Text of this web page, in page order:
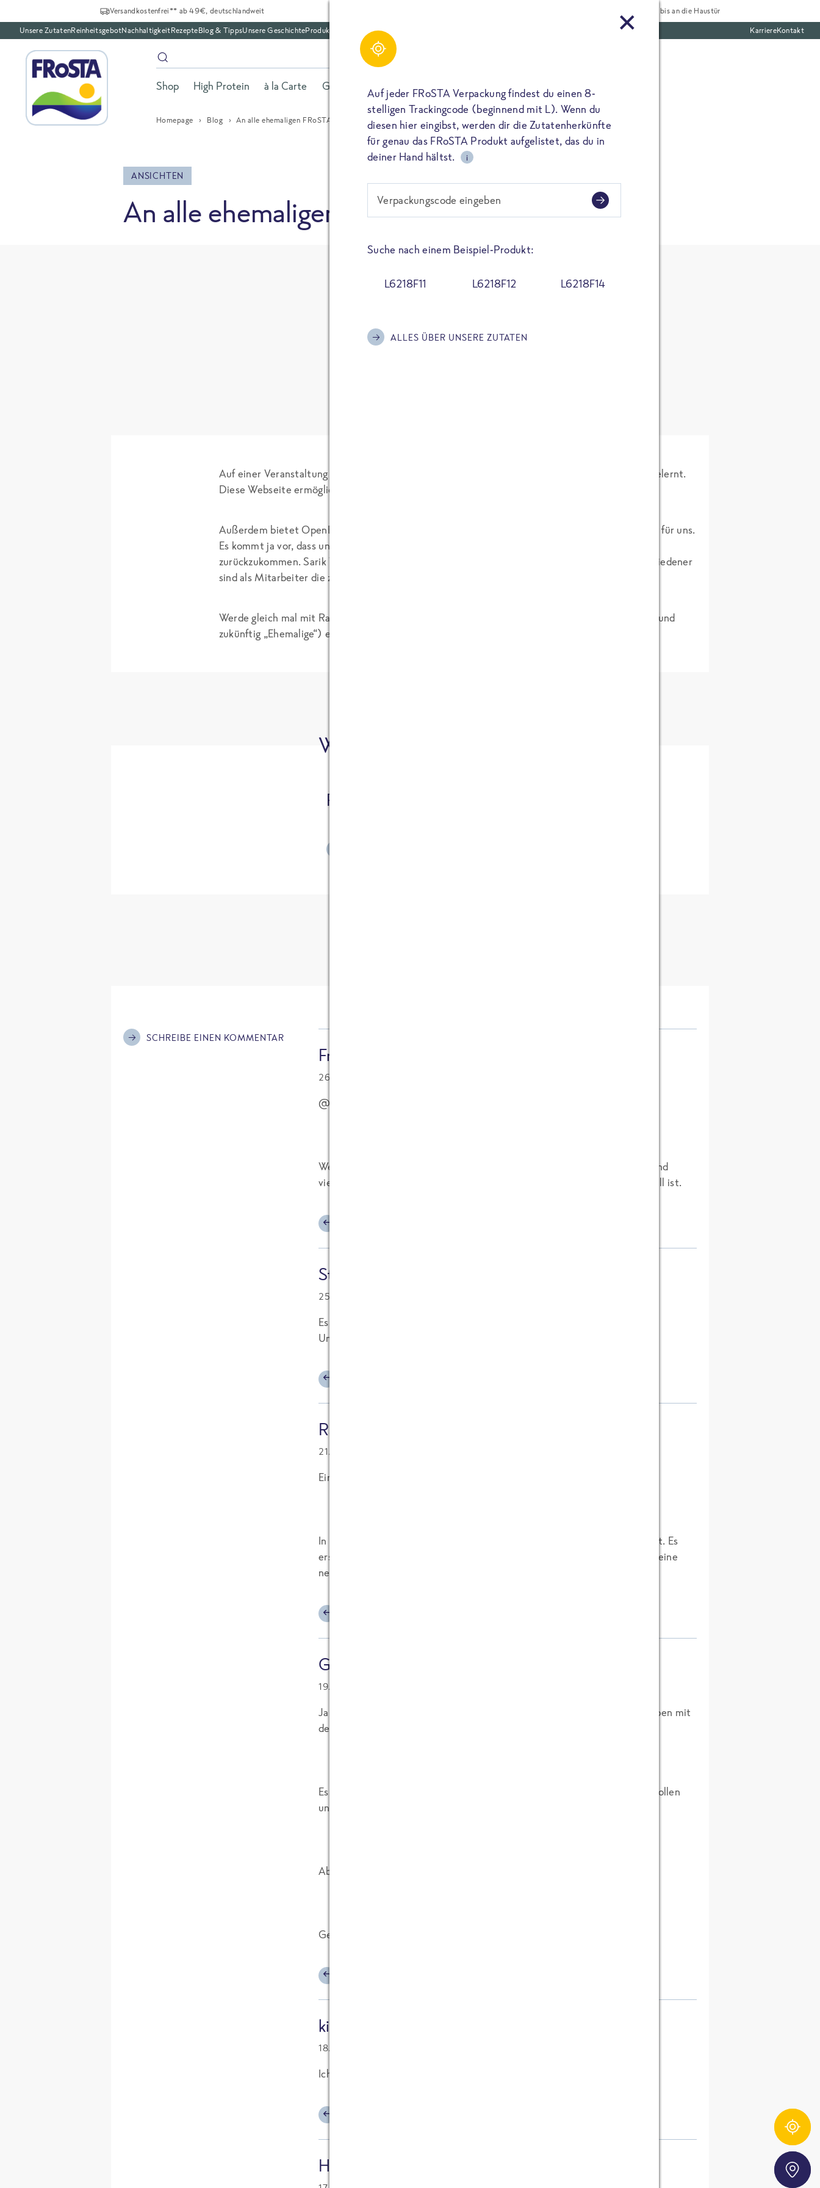
Versandkostenfrei** ab 49€, deutschlandweit
Tiefgekühlt bis an die Haustür
Unsere ZutatenReinheitsgebotNachhaltigkeitRezepteBlog & TippsUnsere GeschichteProduktfriedhof KarriereKontakt
Shop High Protein à la Carte Gerichte Fisch Gemüse Kräuter Beliebte Boxen
Homepage Blog An alle ehemaligen FRoSTA Mitarbeiter!
ANSICHTEN
An alle ehemaligen FRoSTA Mitarbeiter!
Auf einer Veranstaltung vor ein paar Tagen habe ich Sarik Weber von
kennengelernt.
Diese Webseite ermöglicht es, auch unbekannte Leute über bereits bekannte kennenzulernen.
Außerdem bietet OpenBC eine Plattform für ehemalige Mitarbeiter einer Firma. Eine gute Idee für uns.
Es kommt ja vor, dass uns gute Mitarbeiter verlassen und dann irgendwann wieder Lust haben
zurückzukommen. Sarik Weber sagte auch, dass ehemalige Mitarbeiter 40% effizienter und zufriedener
sind als Mitarbeiter die zum ersten Mal in einer Firma anfangen.
Werde gleich mal mit Ralf Junge, unserem Personalchef reden damit wir bald alle „Ehemaligen“ (und
zukünftig „Ehemalige“) einladen können mit uns im Kontakt zu bleiben.
Wer hat's geschrieben?
Felix von FRoSTA (CEO)
SCHREIBE EINEN KOMMENTAR
Frank Ehlerding (Controlling)
26.07.2006 at 08:26
@ Stefan
Weil sie sich wahrscheinlich gedacht haben, dass es woanders besser ist. Und
vielleicht hat ja der einer oder andere festgestellt, dass nicht immer der Fall ist.
Stefan [Besucher]
25.07.2006 at 21:08
Es sollten sich alle mal fragen, warum die ehemaligen Mitarbeiter das
Unternehmen Frosta verlassen haben. Warum sollte Sie zurückkommen?
Ralf Junge (Human Resources) [FRoSTA]
21.07.2006 at 15:03
Ein interessanter Gedanke, den ich für uns aufnehmen werde.
In der Vergangenheit hätte ich eine derartige Plattform schon mal benötigt. Es
erspart somit nicht nur zeitraubende Aktivitäten, sondern ermöglich auch eine
neue Form der Kontaktaufnahme.
Gerhard Zirkel [Besucher]
19.07.2006 at 18:08
Ja, openbc ist an sich schon ne tolle Sache. Man darf es nur nicht übertreiben mit
den Kontakten.
Es gibt da so ein paar Kontaktjäger, die mit jedem ins Gespräch kommen wollen
und hinterher den Überblick verlieren.
Aber in Maßen ist das schon OK.
Gerhard Zirkel (auch dort zu finden)
kiwi [Besucher]
18.07.2006 at 07:43
Ich bin auch schon dort zu finden!!!
Herr S. [Besucher]
Zutatentracker
Storefinder
TEILEN
PIN IT
Schreibe einen Kommentar
Bitte füllen alle mit (*) markierten Felder aus. Deine E-Mail Adresse
wird nicht veröffentlicht. Wenn du deinen Namen angibst, erscheint
dieser öffentlich neben deiner Bewertung.
Kommtar*
Name
E-Mail
Ich habe die Datenschutzerklärungzur Kenntnis genommen. Ich
Auf jeder FRoSTA Verpackung findest du einen 8-
stelligen Trackingcode (beginnend mit L). Wenn du
diesen hier eingibst, werden dir die Zutatenherkünfte
für genau das FRoSTA Produkt aufgelistet, das du in
deiner Hand hältst.
i
Verpackungscode eingeben
Suche nach einem Beispiel-Produkt:
L6218F11 L6218F12 L6218F14
ALLES ÜBER UNSERE ZUTATEN